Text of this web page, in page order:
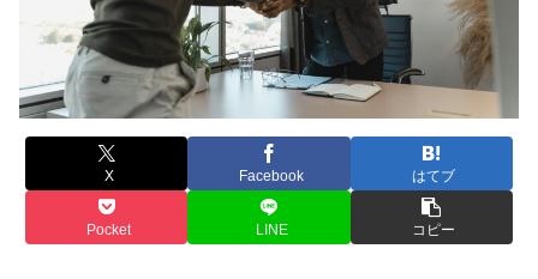
X Facebook はてブ
Pocket LINE コピー